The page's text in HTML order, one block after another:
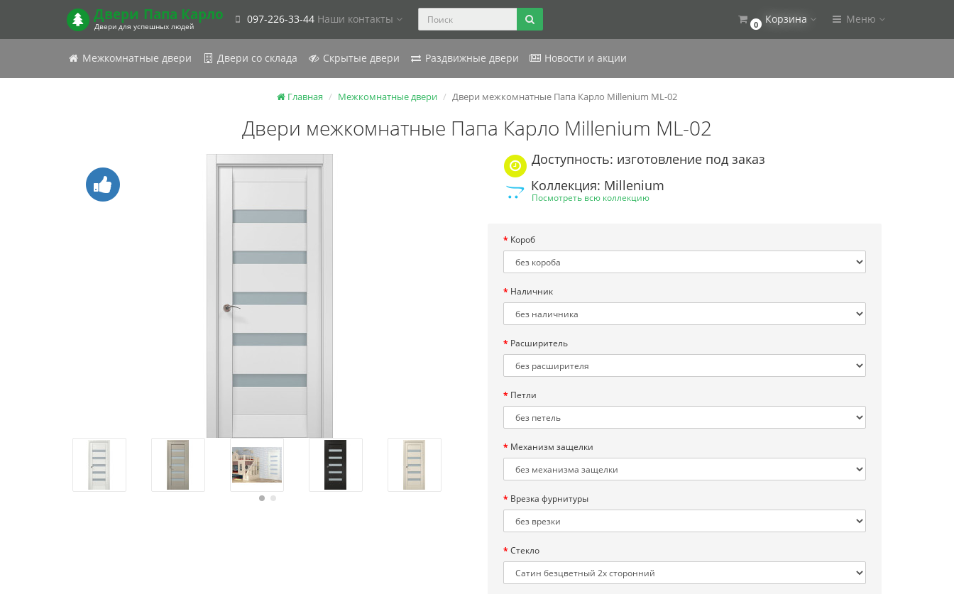
Двери Папа Карло
Двери для успешных людей
097-226-33-44 Наши контакты 0 Корзина Меню
Межкомнатные двери Двери со склада Скрытые двери Раздвижные двери Новости и акции
Главная Межкомнатные двери Двери межкомнатные Папа Карло Millenium ML-02
Двери межкомнатные Папа Карло Millenium ML-02
Доступность: изготовление под заказ
Коллекция: Millenium
Посмотреть всю коллекцию
Короб
Наличник
Расширитель
Петли
Механизм защелки
Врезка фурнитуры
Стекло